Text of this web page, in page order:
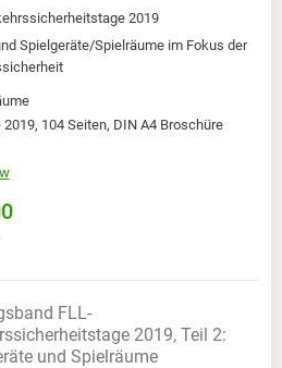
2019
Spielgeräte/Spielräume im Fokus der
2019, 104 Seiten, DIN A4 Broschüre
FLL-
2019, Teil 2:
und Spielräume